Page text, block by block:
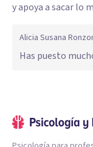
y apoya a sacar lo
Alicia Susana
Has puesto